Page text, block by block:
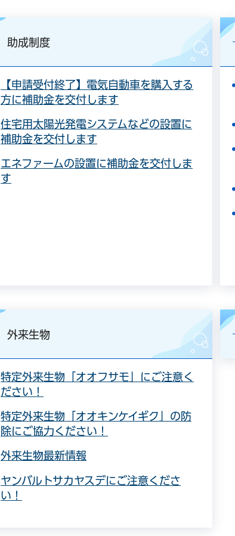
助成制度
【申請受付終了】電気自動車を購入する
方に補助金を交付します
住宅用太陽光発電システムなどの設置に
補助金を交付します
エネファームの設置に補助金を交付しま
す
外来生物
特定外来生物「オオフサモ」にご注意く
ださい！
特定外来生物「オオキンケイギク」の防
除にご協力ください！
外来生物最新情報
ヤンバルトサカヤスデにご注意くださ
い！